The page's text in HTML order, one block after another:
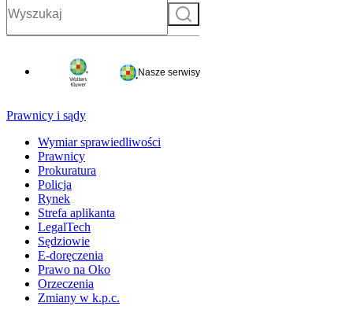
Szukaj
Nasze serwisy
Prawnicy i sądy
Wymiar sprawiedliwości
Prawnicy
Prokuratura
Policja
Rynek
Strefa aplikanta
LegalTech
Sędziowie
E-doręczenia
Prawo na Oko
Orzeczenia
Zmiany w k.p.c.